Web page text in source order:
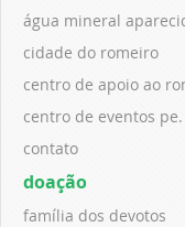
água mineral
cidade do romeiro
centro de apoio ao
centro de eventos
contato
doação
família dos devotos